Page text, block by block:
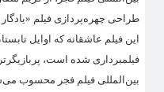
طراحی چهره‌پردازی فیلم
این فیلم عاشقانه که اوایل
فیلمبرداری شده است،
بین‌المللی فیلم فجر محسوب